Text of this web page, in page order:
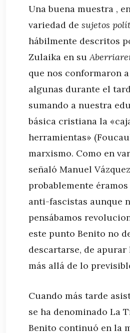
Una buena muestra ,
variedad de sujetos
hábilmente descritos
Zulaika en su
que nos conformaron
algunas durante el
sumando a nuestra
básica cristiana la
herramientas»
marxismo. Como en
señaló Manuel
probablemente
anti-fascistas aunque
pensábamos
este punto Benito no
descartarse, de apurar
más allá de lo
Cuando más tarde
se ha denominado La
Benito continuó en la